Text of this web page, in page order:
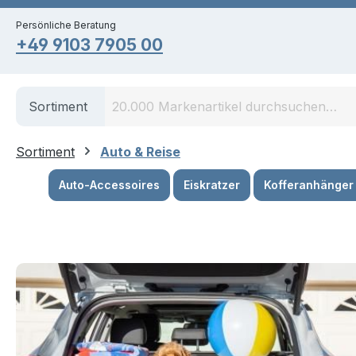
Persönliche Beratung
+49 9103 7905 00
Sortiment
Sortiment Auto & Reise
Auto-Accessoires Eiskratzer Kofferanhänger